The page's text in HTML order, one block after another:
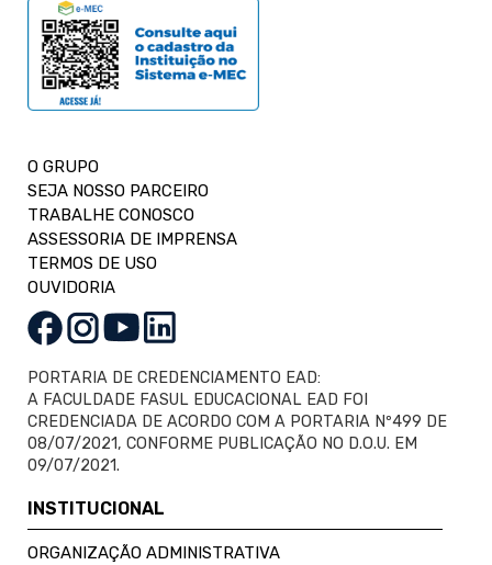
O GRUPO
SEJA NOSSO PARCEIRO
TRABALHE CONOSCO
ASSESSORIA DE IMPRENSA
TERMOS DE USO
OUVIDORIA
PORTARIA DE CREDENCIAMENTO EAD:
A FACULDADE FASUL EDUCACIONAL EAD FOI
CREDENCIADA DE ACORDO COM A PORTARIA Nº499 DE
08/07/2021, CONFORME PUBLICAÇÃO NO D.O.U. EM
09/07/2021.
INSTITUCIONAL
ORGANIZAÇÃO ADMINISTRATIVA